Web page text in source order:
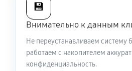
Замена разъема HDMI
64 ГБ RAM)
540 руб 60
💾
Внимательно к данным
Не переустанавливаем систему
работаем с накопителем
конфиденциальность.